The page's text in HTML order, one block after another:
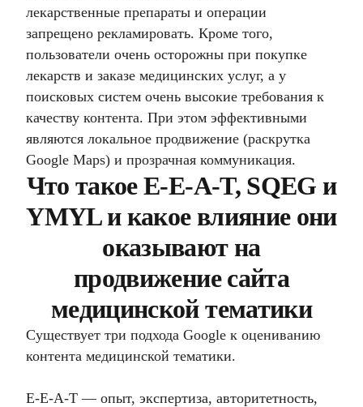
лекарственные препараты и операции
запрещено рекламировать. Кроме того,
пользователи очень осторожны при покупке
лекарств и заказе медицинских услуг, а у
поисковых систем очень высокие требования к
качеству контента. При этом эффективными
являются локальное продвижение (раскрутка
Google Maps) и прозрачная коммуникация.
Что такое E-E-A-T, SQEG и
YMYL и какое влияние они
оказывают на
продвижение сайта
медицинской тематики
Существует три подхода Google к оцениванию
контента медицинской тематики.
E-E-A-T — опыт, экспертиза, авторитетность,